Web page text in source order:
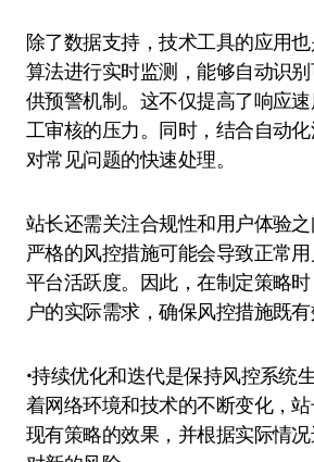
除了数据支持，技术工具的应用
算法进行实时监测，能够自动识
供预警机制。这不仅提高了响应
工审核的压力。同时，结合自动
对常见问题的快速处理。
站长还需关注合规性和用户体验
严格的风控措施可能会导致正常
平台活跃度。因此，在制定策略
户的实际需求，确保风控措施既有
•持续优化和迭代是保持风控系统
着网络环境和技术的不断变化，
现有策略的效果，并根据实际情